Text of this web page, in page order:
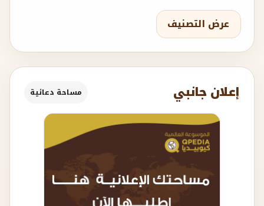
عرض التصنيف
إعلان جانبي مساحة دعائية